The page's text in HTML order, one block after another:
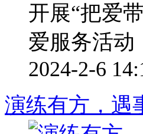
开展“把爱
爱服务活动
2024-2-6
演练有方，